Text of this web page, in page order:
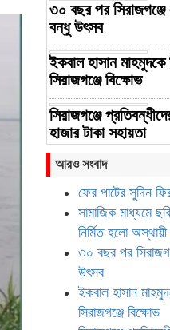
৩০ বছর পর
বন্ধু উৎসব
ইকবাল হাসান মাহমুদকে
সিরাজগঞ্জে বিক্ষোভ
সিরাজগঞ্জে
হাজার টাকা সহায়তা
পা দিয়ে স্নাতকোত্তর,
চাকরি দিলেন প্রধানমন্ত্রী
রায়গঞ্জে যুব নেতৃত্ব
আরও সংবাদ
ফের পাটের সুদিন
সামাজিক মাধ্যমে
নির্মিত হলো
৩০ বছর পর
উৎসব
ইকবাল হাসান
সিরাজগঞ্জে বিক্ষোভ